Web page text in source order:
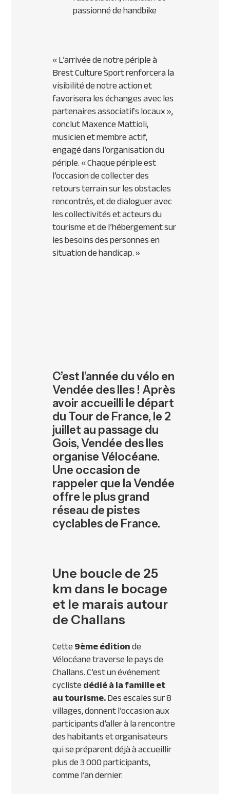
passionné de handbike
«L’arrivée de notre périple à
Brest Culture Sport renforcera la
visibilité de notre action et
favorisera les échanges avec les
partenaires associatifs locaux»,
conclut Maxence Mattioli,
musicien et membre actif,
engagé dans l’organisation du
périple.« Chaque périple est
l’occasion de collecter des
retours terrain sur les obstacles
rencontrés, et de dialoguer avec
les collectivités et acteurs du
tourisme et de l’hébergement sur
les besoins des personnes en
situation de handicap. »
C’est l’année du vélo en
Vendée des Iles ! Après
avoir accueilli le départ
du Tour de France, le 2
juillet au passage du
Gois, Vendée des Iles
organise Vélocéane.
Une occasion de
rappeler que la Vendée
offre le plus grand
réseau de pistes
cyclables de France.
Une boucle de 25
km dans le bocage
et le marais autour
de Challans
Cette9ème éditionde
Vélocéane traverse le pays de
Challans. C’est un événement
cyclistedédié à la famille et
au tourisme.Des escales sur 8
villages, donnent l’occasion aux
participants d’aller à la rencontre
des habitants et organisateurs
qui se préparent déjà à accueillir
plus de 3 000 participants,
comme l’an dernier.